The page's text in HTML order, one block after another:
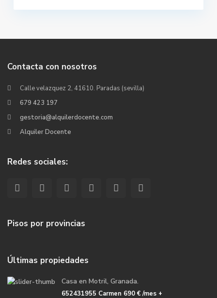
Contacta con nosotros
Calle velazquez 2, 41610. Paradas (sevilla)
679 423 197
gestoria@alquilerdocente.com
Alquiler Docente
Redes sociales:
Pisos por provincias
Últimas propiedades
Casa en Motril, Granada.
652431955 Carmen 690 €/mes +